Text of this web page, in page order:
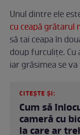
Unul dintre ele
cu ceapă grătarul
să tai ceapa în
doup furculițe.
iar grăsimea se
CITEȘTE ȘI:
Cum să
cameră cu
la care ar